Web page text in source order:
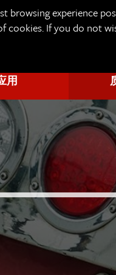
browsing experience
If you do not
用